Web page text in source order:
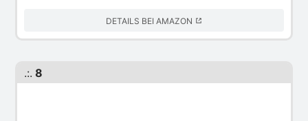
DETAILS BEI AMAZON
.:. 8